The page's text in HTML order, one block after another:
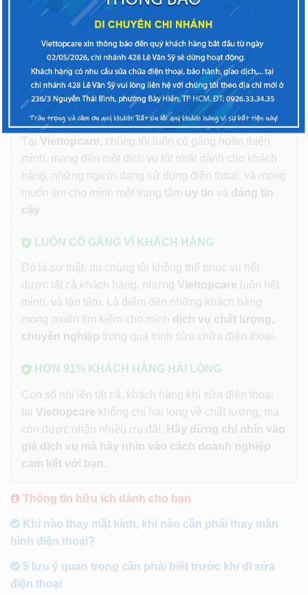
Quận Bình Thạnh, Quận Tân Bình, Quận Gò Vấp, Quận
Thủ Đức hoặc Viettopcare Hà Nội: Thụy Khuê, Quận Tây
Hồ, Quận Ba Đình, Hoàn Kiếm, Cầu Giấy, Đống Đa, Quận
Hai Bà Trưngđể được phục vụ tốt nhất. Tìm trung tâm
gần tôi nhất
LUÔN MANG ĐẾN GIÁ TRỊ THẬT
Tại Viettopcare, chúng tôi luôn cố gắng hoàn thiện
mình, mang đến một dịch vụ tốt nhất dành cho khách
hàng, những người đang sử dụng điện thoại, và mong
muốn tìm cho mình một trung tâm uy tín và đáng tin
cậy.
LUÔN CỐ GẮNG VÌ KHÁCH HÀNG
Đó là sự thật, dù chúng tôi không thể phục vụ hết
được tất cả khách hàng, nhưng Viettopcare luôn hết
mình, và tận tâm. Là điểm đến những khách hàng
mong muốn tìm kiếm cho mình dịch vụ chất lượng,
chuyên nghiệp trong quá trình sửa chữa điện thoại.
HƠN 91% KHÁCH HÀNG HÀI LÒNG
Con số nói lên tất cả, khách hàng khi sửa điện thoại
tại Viettopcare không chỉ hài lòng về chất lượng, mà
còn được nhận nhiều ưu đãi. Hãy đừng chỉ nhìn vào
giá dịch vụ mà hãy nhìn vào cách doanh nghiệp
cam kết với bạn.
Thông tin hữu ích dành cho bạn
Khi nào thay mặt kính, khi nào cần phải thay màn
hình điện thoại?
5 lưu ý quan trọng cần phải biết trước khi đi sửa
điện thoại